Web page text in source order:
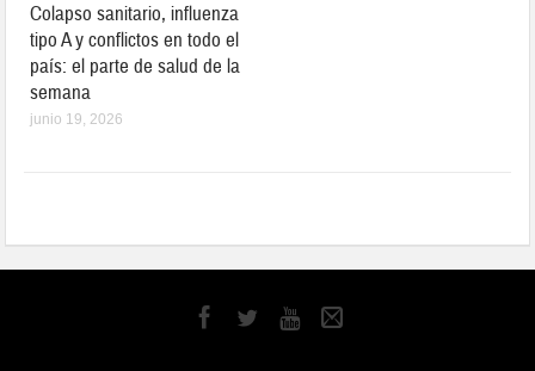
Colapso sanitario, influenza
tipo A y conflictos en todo el
país: el parte de salud de la
semana
junio 19, 2026